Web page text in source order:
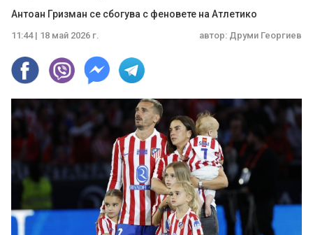
Антоан Гризман се сбогува с феновете на Атлетико
11:44 | 18 май 2026 г. автор: Друми Георгиев